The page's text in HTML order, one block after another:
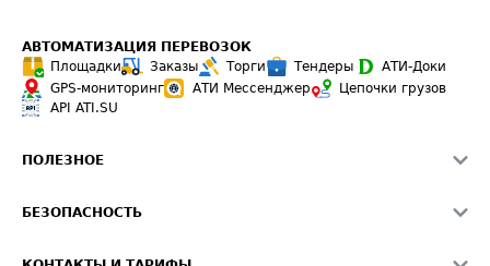
АВТОМАТИЗАЦИЯ ПЕРЕВОЗОК
Площадки
Заказы Торги Тендеры
АТИ-Доки
GPS-мониторинг
АТИ Мессенджер
Цепочки грузов
API ATI.SU
ПОЛЕЗНОЕ
Звезды ATI.SU на вашем сайте
БЕЗОПАСНОСТЬ